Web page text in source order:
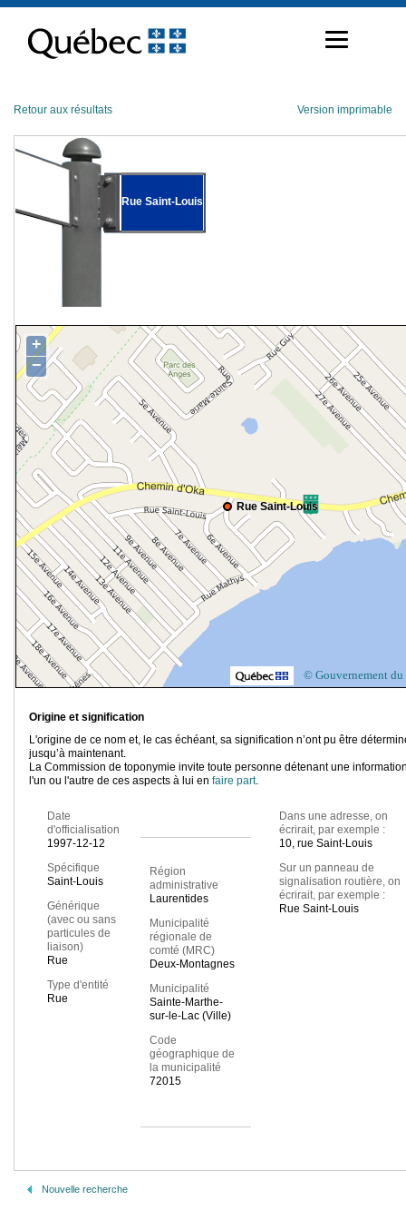
contenu
Retour aux résultats Version imprimable
Rue Saint-Louis
Rue Saint-Louis
+
−
© Gouvernement du
Origine et signification
L'origine de ce nom et, le cas échéant, sa signification n’ont pu être
jusqu’à maintenant.
La Commission de toponymie invite toute personne détenant une
l'un ou l'autre de ces aspects à lui en faire part.
Date
d'officialisation
1997-12-12
Spécifique
Saint-Louis
Générique
(avec ou sans
particules de
liaison)
Rue
Type d'entité
Rue
Région
administrative
Laurentides
Municipalité
régionale de
comté (MRC)
Deux-Montagnes
Municipalité
Sainte-Marthe-
sur-le-Lac (Ville)
Code
géographique de
la municipalité
72015
Dans une adresse, on
écrirait, par exemple :
10, rue Saint-Louis
Sur un panneau de
signalisation routière, on
écrirait, par exemple :
Rue Saint-Louis
Nouvelle recherche